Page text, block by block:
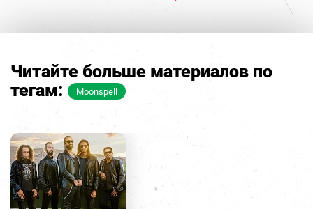
Читайте больше материалов по
тегам:
Moonspell